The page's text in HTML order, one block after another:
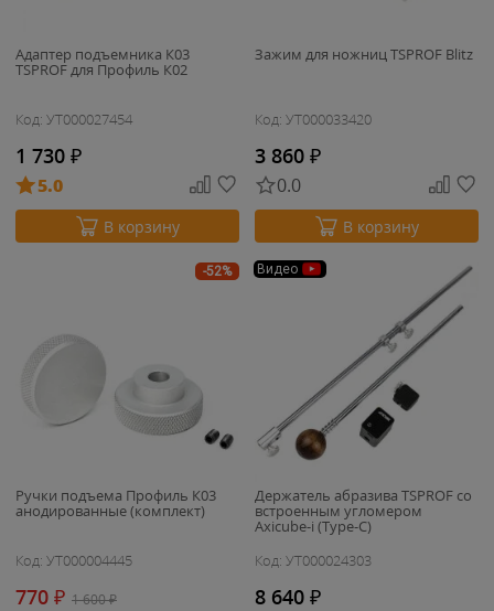
Адаптер подъемника К03
TSPROF для Профиль К02
Код: УТ000027454
1 730 ₽
5.0
В корзину
Зажим для ножниц TSPROF Blitz
Код: УТ000033420
3 860 ₽
0.0
В корзину
-52%
Ручки подъема Профиль К03
анодированные (комплект)
Код: УТ000004445
770 ₽ 1 600₽
Видео
Держатель абразива TSPROF со
встроенным угломером
Axicube-i (Type-C)
Код: УТ000024303
8 640 ₽